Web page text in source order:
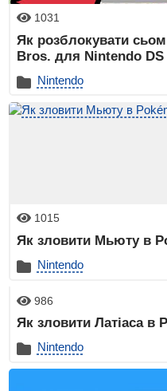
1031
Як розблокувати
Bros. для Nintendo DS
Nintendo
1015
Як зловити Мьюту в
Nintendo
986
Як зловити Латіаса в
Nintendo